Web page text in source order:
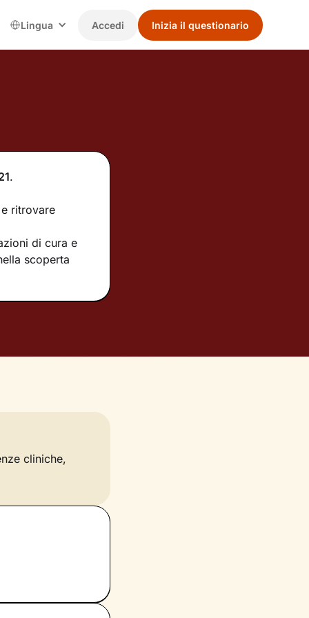
Lingua Accedi Inizia il questionario
.
ritrovare
di cura e
scoperta
cliniche,